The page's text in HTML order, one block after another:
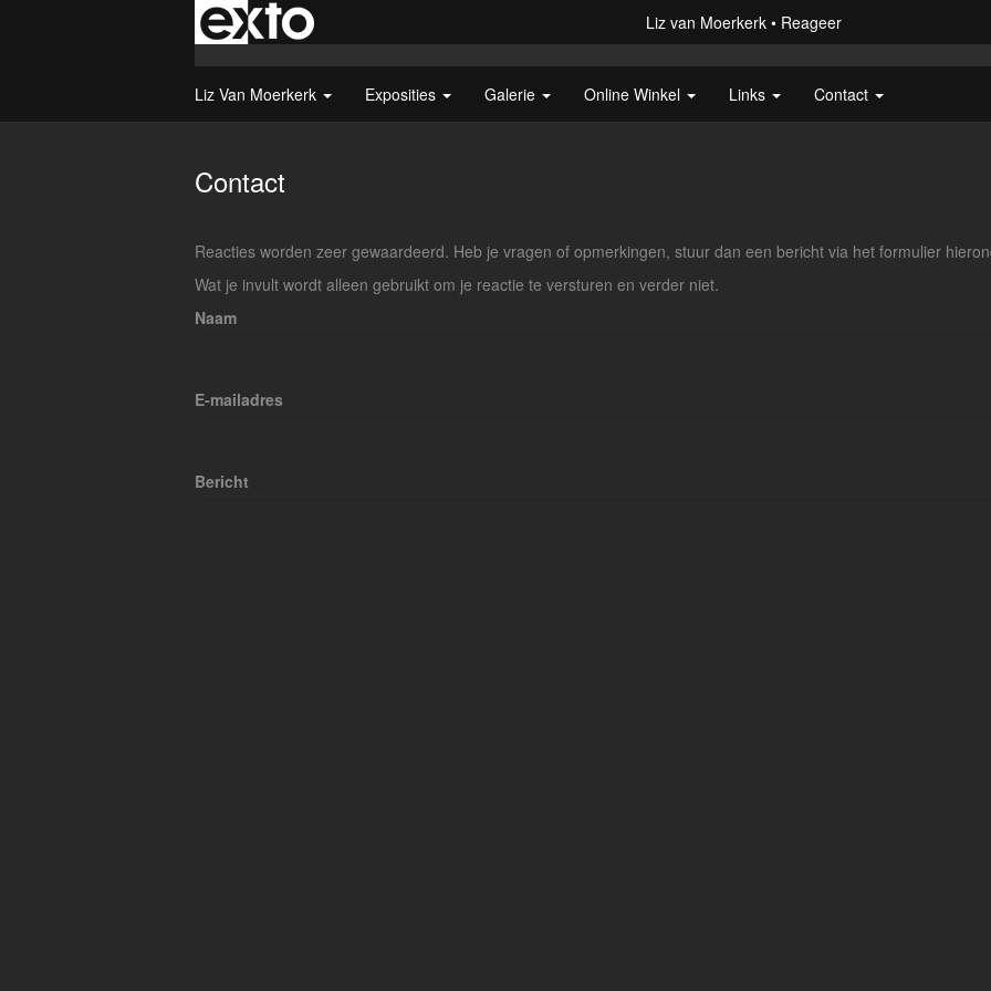
Liz van Moerkerk Reageer
Liz Van Moerkerk Exposities Galerie Online Winkel Links Contact
Contact
Reacties worden zeer gewaardeerd. Heb je vragen of opmerkingen, stuur dan een bericht via het formulier
Wat je invult wordt alleen gebruikt om je reactie te versturen en verder niet.
Naam
E-mailadres
Bericht